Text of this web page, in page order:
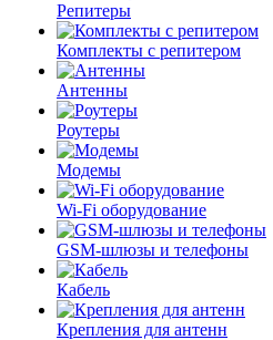
Репитеры
Комплекты с репитером
Антенны
Роутеры
Модемы
Wi-Fi оборудование
GSM-шлюзы и телефоны
Кабель
Крепления для антенн